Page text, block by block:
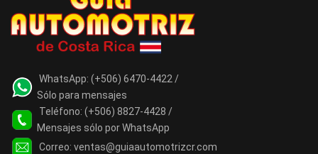
WhatsApp: (+506) 6470-4422 /
Sólo para mensajes
Teléfono: (+506) 8827-4428 /
Mensajes sólo por WhatsApp
Correo: ventas@guiaautomotrizcr.com